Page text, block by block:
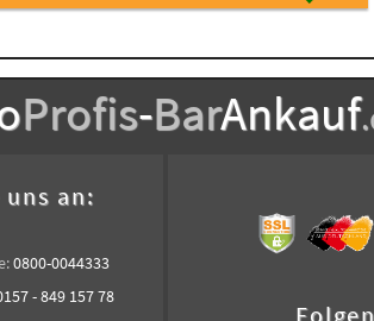
Profis-BarAnkauf
uns an:
0800-0044333
- 849 157 78